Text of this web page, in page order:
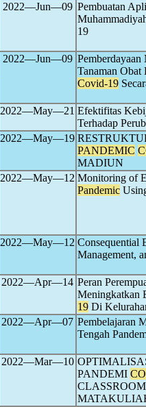
2022―Jun―09 Pembuatan
19
2022―Jun―09 Pemberdayaan
Tanaman Obat
Covid-19
2022―May―21 Efektifitas
Terhadap
2022―May―19
PANDEMIC
MADIUN
2022―May―12 Monitoring of
Pandemic
2022―May―12 Consequential
Management,
2022―Apr―14 Peran
Meningkatkan
19 Di
2022―Apr―07 Pembelajaran
Tengah
2022―Mar―10
PANDEMI